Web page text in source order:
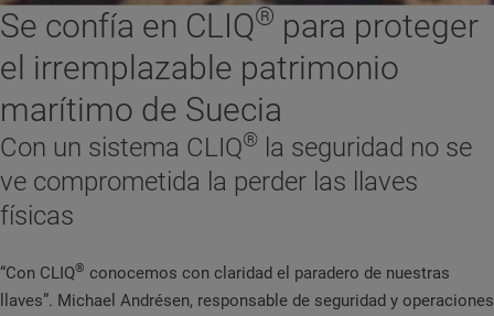
Se confía en CLIQ® para proteger
el irremplazable patrimonio
marítimo de Suecia
Con un sistema CLIQ® la seguridad no se
ve comprometida la perder las llaves
físicas
“Con CLIQ® conocemos con claridad el paradero de nuestras
llaves”. Michael Andrésen, responsable de seguridad y operaciones